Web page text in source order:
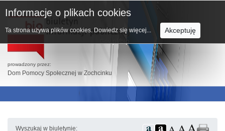
prowadzony przez:
Dom Pomocy Społecznej w Zochcinku
Wyszukaj w biuletynie:
Informacje o plikach cookies
Ta strona używa plików cookies. Dowiedz się więcej... Akceptuję